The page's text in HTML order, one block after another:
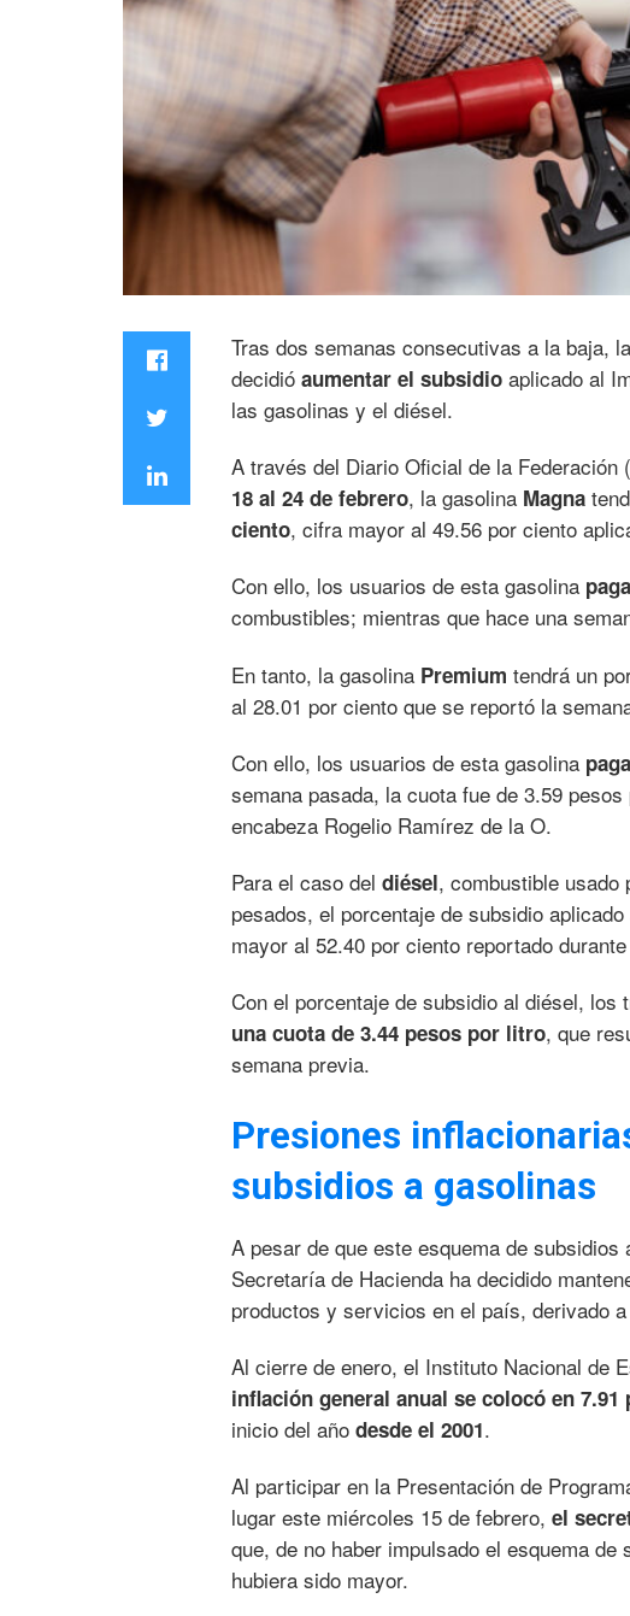
Tras dos semanas consecutivas a la baja,
decidió aumentar el subsidio aplicado al
las gasolinas y el diésel.
A través del Diario Oficial de la
18 al 24 de febrero, la gasolina Magna
ciento, cifra mayor al 49.56 por ciento
Con ello, los usuarios de esta gasolina
combustibles; mientras que hace una
En tanto, la gasolina Premium tendrá un
al 28.01 por ciento que se reportó la
Con ello, los usuarios de esta gasolina
semana pasada, la cuota fue de 3.59
encabeza Rogelio Ramírez de la O.
Para el caso del diésel, combustible
pesados, el porcentaje de subsidio
mayor al 52.40 por ciento reportado
Con el porcentaje de subsidio al diésel,
una cuota de 3.44 pesos por litro, que
semana previa.
Presiones
subsidios a gasolinas
A pesar de que este esquema de
Secretaría de Hacienda ha decidido
productos y servicios en el país, derivado a
Al cierre de enero, el Instituto Nacional de
inflación general anual se colocó en 7.91
inicio del año desde el 2001.
Al participar en la Presentación de
lugar este miércoles 15 de febrero, el
que, de no haber impulsado el esquema
hubiera sido mayor.